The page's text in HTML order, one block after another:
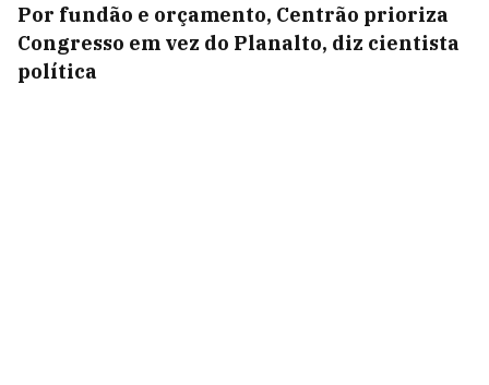
Por fundão e orçamento, Centrão prioriza
Congresso em vez do Planalto, diz cientista
política